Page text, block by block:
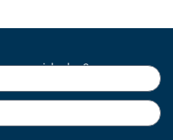
novidades?